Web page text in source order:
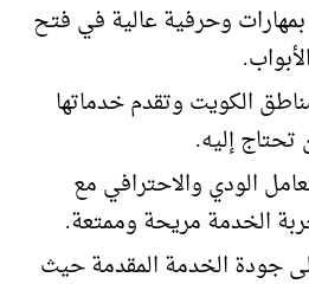
وحرفية عالية في فتح
الكويت وتقدم خدماتها
إليه.
الودي والاحترافي مع
الخدمة مريحة وممتعة.
جودة الخدمة المقدمة حيث